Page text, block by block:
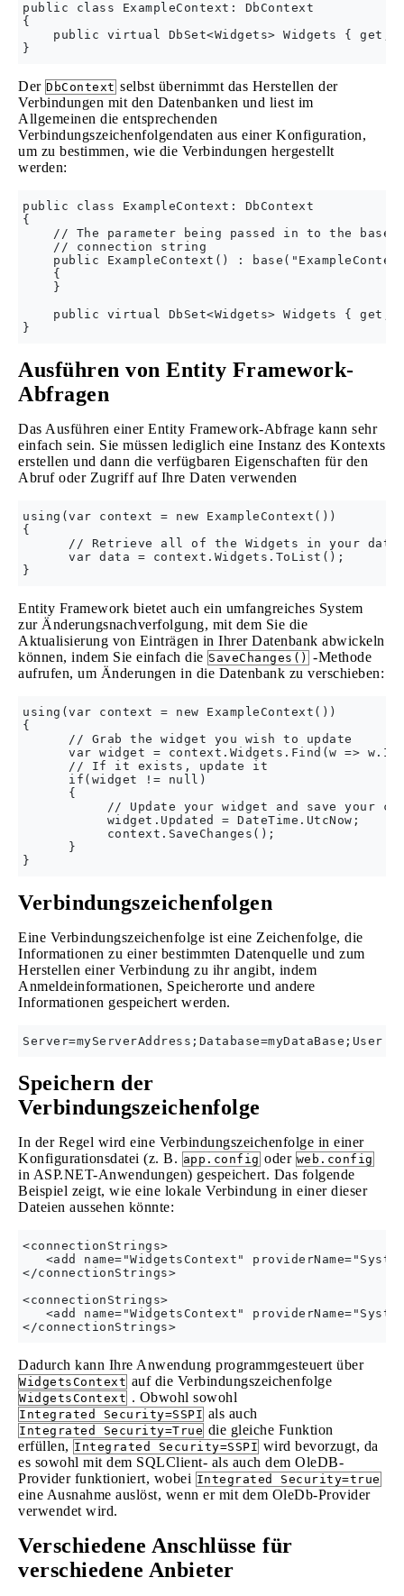
public class ExampleContext: DbContext
{
public virtual DbSet<Widgets> Widgets { get;
Der DbContext selbst übernimmt das Herstellen der
Verbindungen mit den Datenbanken und liest im
Allgemeinen die entsprechenden
Verbindungszeichenfolgendaten aus einer Konfiguration,
um zu bestimmen, wie die Verbindungen hergestellt
werden:
public class ExampleContext: DbContext
{
// The parameter being passed in to the base
    // connection string
public ExampleContext() :
    {
    }
public virtual DbSet<Widgets> Widgets { get;
Ausführen von Entity Framework-
Abfragen
Das Ausführen einer Entity Framework-Abfrage kann sehr
einfach sein. Sie müssen lediglich eine Instanz des Kontexts
erstellen und dann die verfügbaren Eigenschaften für den
Abruf oder Zugriff auf Ihre Daten verwenden
using(var context = new ExampleContext())
{
// Retrieve all of the Widgets in your
      var data = context.Widgets.ToList();
Entity Framework bietet auch ein umfangreiches System
zur Änderungsnachverfolgung, mit dem Sie die
Aktualisierung von Einträgen in Ihrer Datenbank abwickeln
können, indem Sie einfach die SaveChanges() -Methode
aufrufen, um Änderungen in die Datenbank zu verschieben:
using(var context = new ExampleContext())
{
      // Grab the widget you wish to update
var widget = context.Widgets.Find(w => w.Id
      // If it exists, update it
      if(widget != null)
      {
// Update your widget and save your
           widget.Updated = DateTime.UtcNow;
           context.SaveChanges();
      }
Verbindungszeichenfolgen
Eine Verbindungszeichenfolge ist eine Zeichenfolge, die
Informationen zu einer bestimmten Datenquelle und zum
Herstellen einer Verbindung zu ihr angibt, indem
Anmeldeinformationen, Speicherorte und andere
Informationen gespeichert werden.
Speichern der
Verbindungszeichenfolge
In der Regel wird eine Verbindungszeichenfolge in einer
Konfigurationsdatei (z. B. app.config oder web.config
in ASP.NET-Anwendungen) gespeichert. Das folgende
Beispiel zeigt, wie eine lokale Verbindung in einer dieser
Dateien aussehen könnte:
<connectionStrings>
<add name="WidgetsContext"
</connectionStrings>
<connectionStrings>
<add name="WidgetsContext"
Dadurch kann Ihre Anwendung programmgesteuert über
WidgetsContext auf die Verbindungszeichenfolge
WidgetsContext . Obwohl sowohl
Integrated Security=SSPI als auch
Integrated Security=True die gleiche Funktion
erfüllen, Integrated Security=SSPI wird bevorzugt, da
es sowohl mit dem SQLClient- als auch dem OleDB-
Provider funktioniert, wobei Integrated Security=true
eine Ausnahme auslöst, wenn er mit dem OleDb-Provider
verwendet wird.
Verschiedene Anschlüsse für
verschiedene Anbieter